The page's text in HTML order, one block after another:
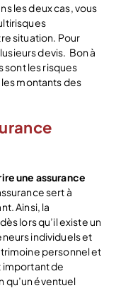
les deux cas, vous
situation. Pour
devis. Bon à
sont les risques
montants des
une assurance
sert à
Ainsi, la
lors qu’il existe un
individuels et
personnel et
important de
qu’un éventuel